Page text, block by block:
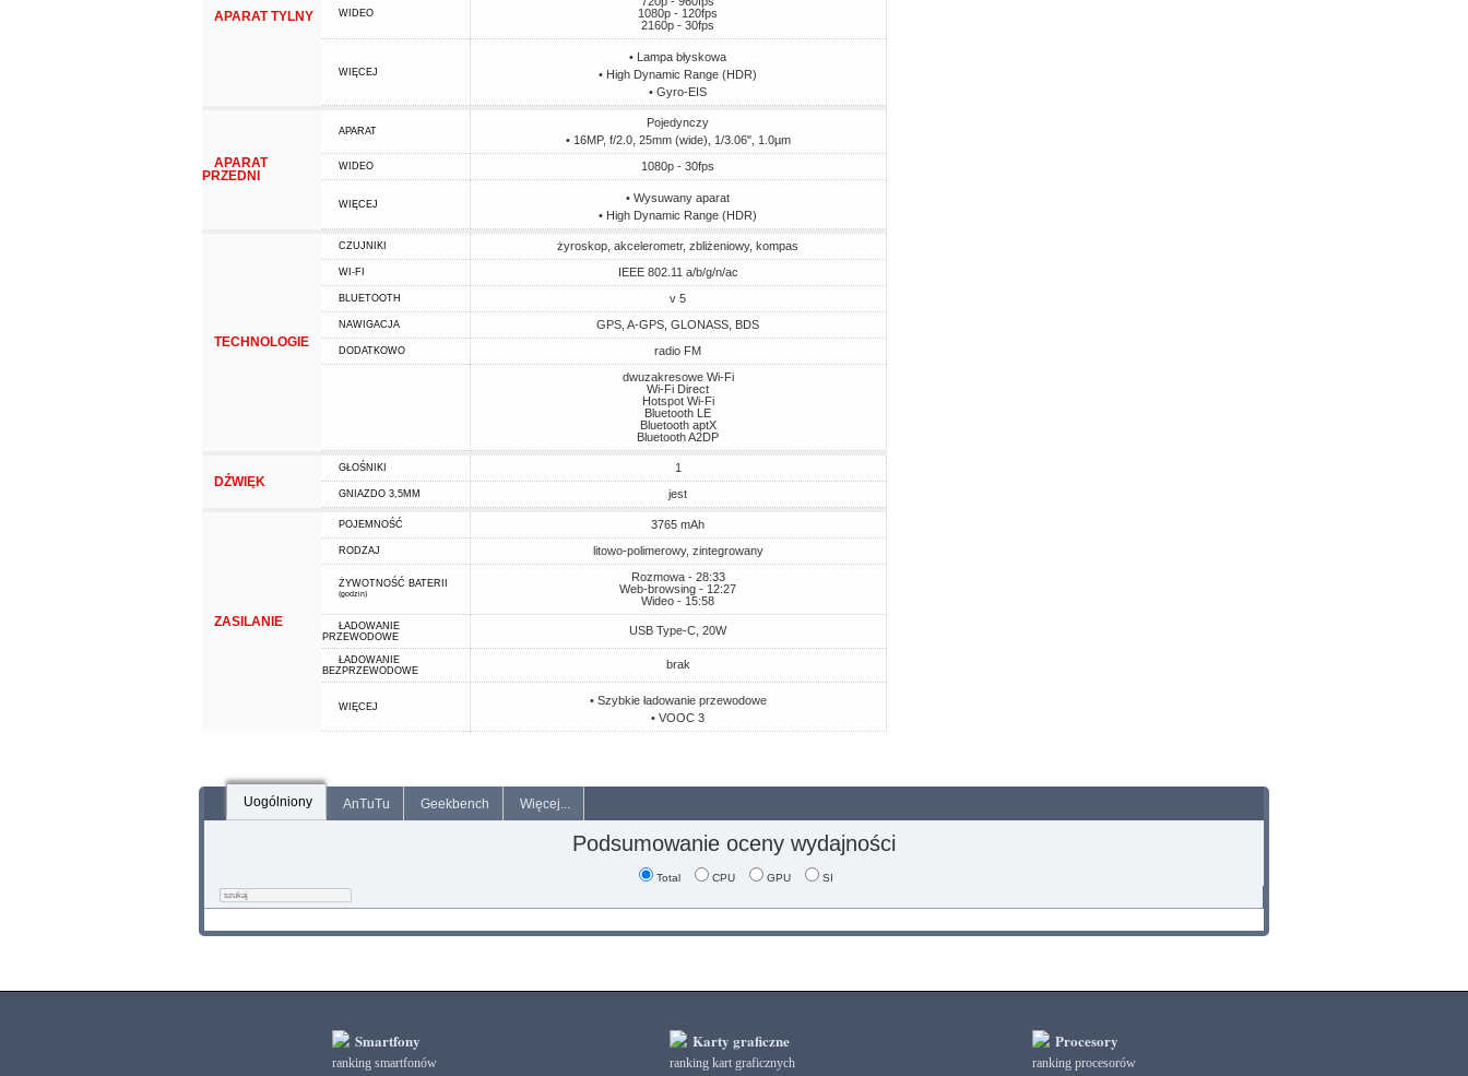
APARAT TYLNY WIDEO
1080p - 120fps
2160p - 30fps
WIĘCEJ
• Lampa błyskowa
• High Dynamic Range (HDR)
• Gyro-EIS
APARAT
PRZEDNI
APARAT
Pojedynczy
• 16MP, f/2.0, 25mm (wide), 1/3.06", 1.0µm
WIDEO 1080p - 30fps
WIĘCEJ
• Wysuwany aparat
• High Dynamic Range (HDR)
TECHNOLOGIE
CZUJNIKI żyroskop, akcelerometr, zbliżeniowy, kompas
WI-FI IEEE 802.11 a/b/g/n/ac
BLUETOOTH v 5
NAWIGACJA GPS, A-GPS, GLONASS, BDS
DODATKOWO
radio FM
dwuzakresowe Wi-Fi
Wi-Fi Direct
Hotspot Wi-Fi
Bluetooth LE
Bluetooth aptX
Bluetooth A2DP
DŹWIĘK
GŁOŚNIKI 1
GNIAZDO 3,5MM jest
ZASILANIE
POJEMNOŚĆ 3765 mAh
RODZAJ litowo-polimerowy, zintegrowany
ŻYWOTNOŚĆ BATERII
(godzin)
Rozmowa - 28:33
Web-browsing - 12:27
Wideo - 15:58
ŁADOWANIE
PRZEWODOWE
USB Type-C, 20W
ŁADOWANIE
BEZPRZEWODOWE
brak
WIĘCEJ
• Szybkie ładowanie przewodowe
• VOOC 3
Uogólniony AnTuTu Geekbench Więcej...
Podsumowanie oceny wydajności
Total CPU GPU SI
Smartfony
ranking smartfonów
Karty graficzne
ranking kart graficznych
Procesory
ranking procesorów